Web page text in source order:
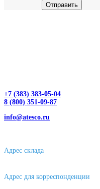
Отправить
+7 (383) 383-05-04
8 (800) 351-09-87
info@atesco.ru
Адрес склада
Адрес для корреспонденции